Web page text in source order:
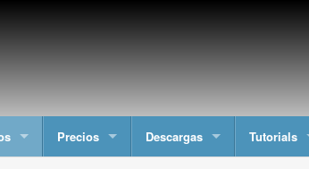
Precios Descargas Tutorials